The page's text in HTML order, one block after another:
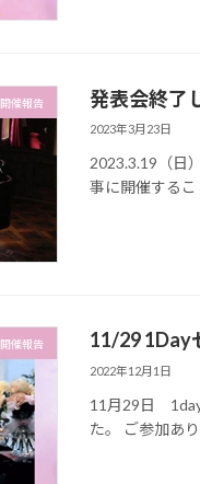
開催報告 発表会終了
2023年3月23日
2023.3.19（日
事に開催するこ
開催報告 11/29 1Day
2022年12月1日
11月29日 1day
た。 ご参加あ